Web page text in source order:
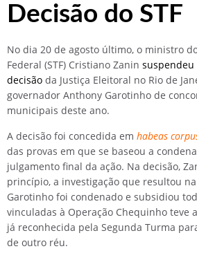
Decisão do STF
No dia 20 de agosto último, o ministro
Federal (STF) Cristiano Zanin suspendeu
decisão da Justiça Eleitoral no Rio de
governador Anthony Garotinho de
municipais deste ano.
A decisão foi concedida em habeas
das provas em que se baseou a
julgamento final da ação. Na decisão,
princípio, a investigação que resultou
Garotinho foi condenado e subsidiou
vinculadas à Operação Chequinho teve
já reconhecida pela Segunda Turma
de outro réu.